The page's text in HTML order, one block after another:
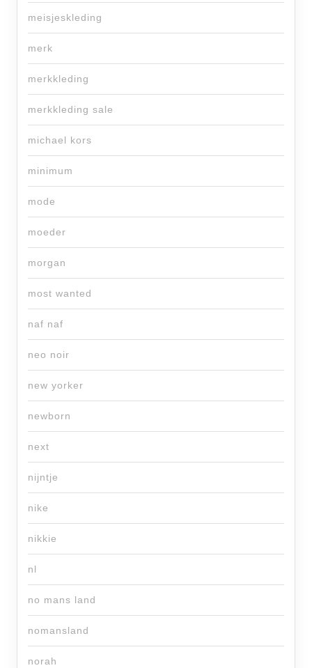
meisjeskleding
merk
merkkleding
merkkleding sale
michael kors
minimum
mode
moeder
morgan
most wanted
naf naf
neo noir
new yorker
newborn
next
nijntje
nike
nikkie
nl
no mans land
nomansland
norah